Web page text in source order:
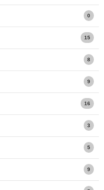
0
15
8
9
16
3
5
9